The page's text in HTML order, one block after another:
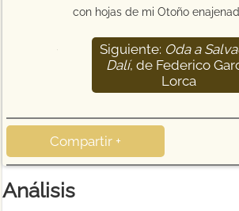
con hojas de mi Otoño
Siguiente: Oda a
Dalí, de Federico
Lorca
Compartir +
Análisis